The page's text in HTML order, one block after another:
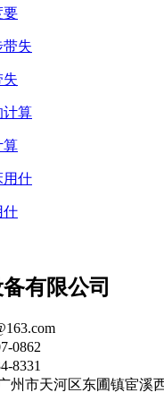
要
失
算
什
有限公司
0862
8331
市天河区东圃镇宦溪